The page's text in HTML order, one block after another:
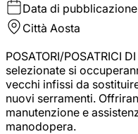
Data di pubblicazione
Città Aosta
POSATORI/POSATRICI
selezionate si
vecchi infissi da
nuovi serramenti.
manutenzione e
manodopera.